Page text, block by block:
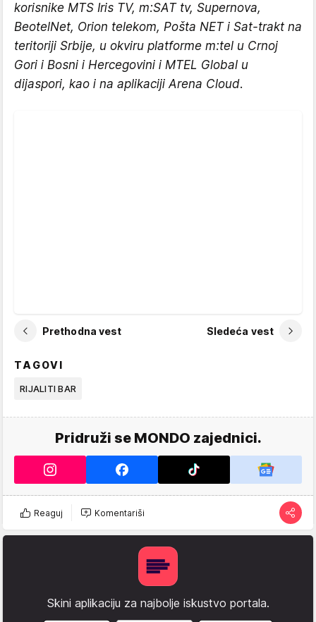
korisnike MTS Iris TV, m:SAT tv, Supernova,
BeotelNet, Orion telekom, Pošta NET i Sat-trakt na
teritoriji Srbije, u okviru platforme m:tel u Crnoj
Gori i Bosni i Hercegovini i MTEL Global u
dijaspori, kao i na aplikaciji Arena Cloud.
Prethodna vest Sledeća vest
TAGOVI
RIJALITI BAR
Pridruži se MONDO zajednici.
Reaguj Komentariši
Skini aplikaciju za najbolje iskustvo portala.